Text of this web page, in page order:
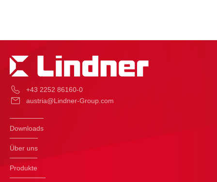
+43 2252 86160-0
austria@Lindner-Group.com
Downloads
Über uns
Produkte